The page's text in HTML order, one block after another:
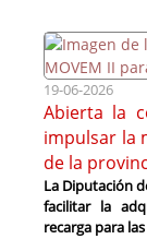
19-06-2026
Abierta la
impulsar la
de la
La Diputación
facilitar la
recarga para